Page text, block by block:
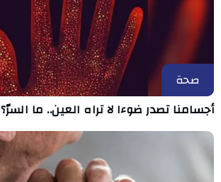
صحة
أجسامنا تصدر ضوءا لا تراه العين.. ما السرّ؟